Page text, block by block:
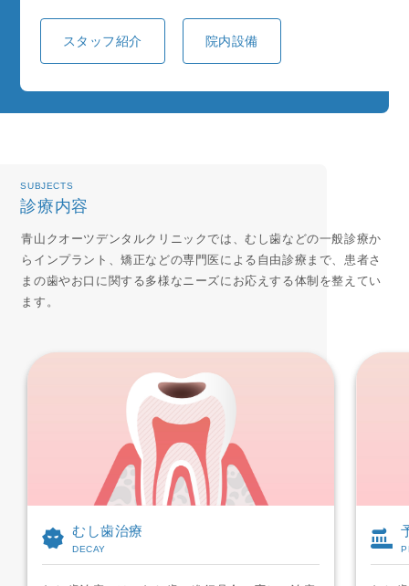
スタッフ紹介 院内設備
SUBJECTS
診療内容
青山クオーツデンタルクリニックでは、むし歯などの一般診療か
らインプラント、矯正などの専門医による自由診療まで、患者さ
まの歯やお口に関する多様なニーズにお応えする体制を整えてい
ます。
むし歯治療
DECAY